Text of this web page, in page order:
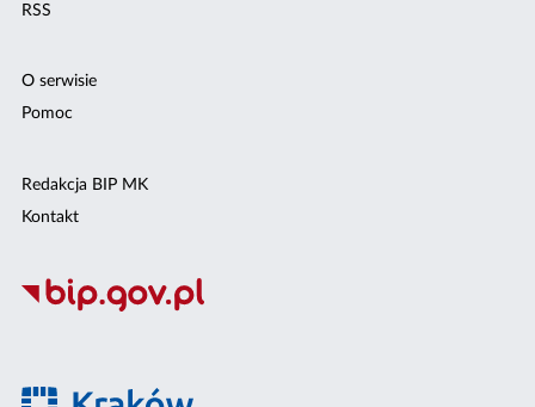
RSS
O serwisie
Pomoc
Redakcja BIP MK
Kontakt